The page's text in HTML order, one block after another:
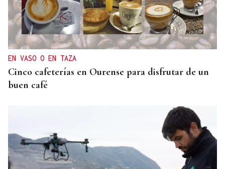
EN VASO O EN TAZA
Cinco cafeterías en Ourense para disfrutar de un
buen café